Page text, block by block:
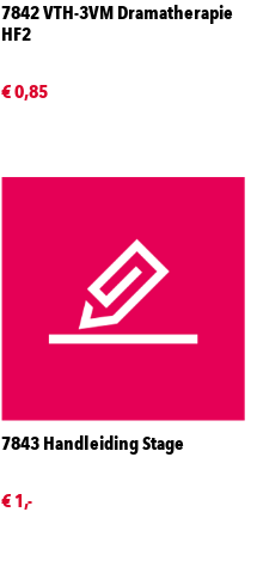
7842 VTH-3VM Dramatherapie
HF2
€ 0,85
7843 Handleiding Stage
€ 1,-